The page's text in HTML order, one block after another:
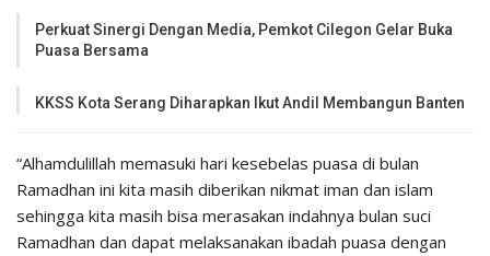
Perkuat Sinergi Dengan Media, Pemkot Cilegon Gelar Buka
Puasa Bersama
KKSS Kota Serang Diharapkan Ikut Andil Membangun Banten
“Alhamdulillah memasuki hari kesebelas puasa di bulan
Ramadhan ini kita masih diberikan nikmat iman dan islam
sehingga kita masih bisa merasakan indahnya bulan suci
Ramadhan dan dapat melaksanakan ibadah puasa dengan